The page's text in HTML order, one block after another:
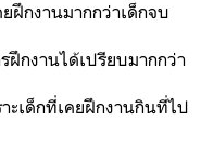
กงานมากกว่าเด็กจบ
กงานได้เปรียบมากกว่า
ะเด็กที่เคยฝึกงานกินที่ไป